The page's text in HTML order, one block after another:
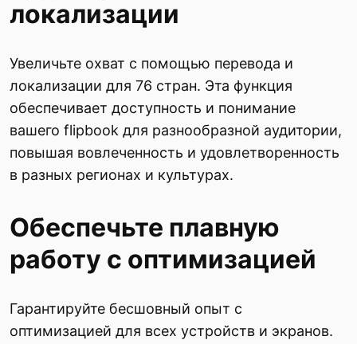
локализации
Увеличьте охват с помощью перевода и
локализации для 76 стран. Эта функция
обеспечивает доступность и понимание
вашего flipbook для разнообразной аудитории,
повышая вовлеченность и удовлетворенность
в разных регионах и культурах.
Обеспечьте плавную
работу с оптимизацией
Гарантируйте бесшовный опыт с
оптимизацией для всех устройств и экранов.